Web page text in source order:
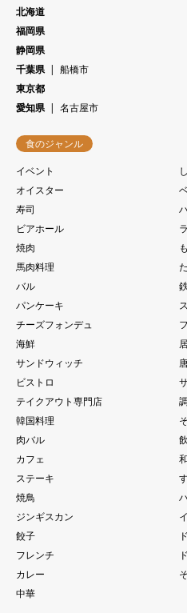
北海道
福岡県
静岡県
千葉県
船橋市
東京都
愛知県
名古屋市
食のジャンル
イベント
オイスター
寿司
ビアホール
焼肉
馬肉料理
バル
パンケーキ
チーズフォンデュ
海鮮
サンドウィッチ
ビストロ
テイクアウト専門店
韓国料理
肉バル
カフェ
ステーキ
焼鳥
ジンギスカン
餃子
フレンチ
カレー
中華